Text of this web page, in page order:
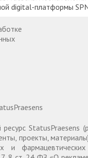
digital-платформы
StatusPraesens
проекты,
и